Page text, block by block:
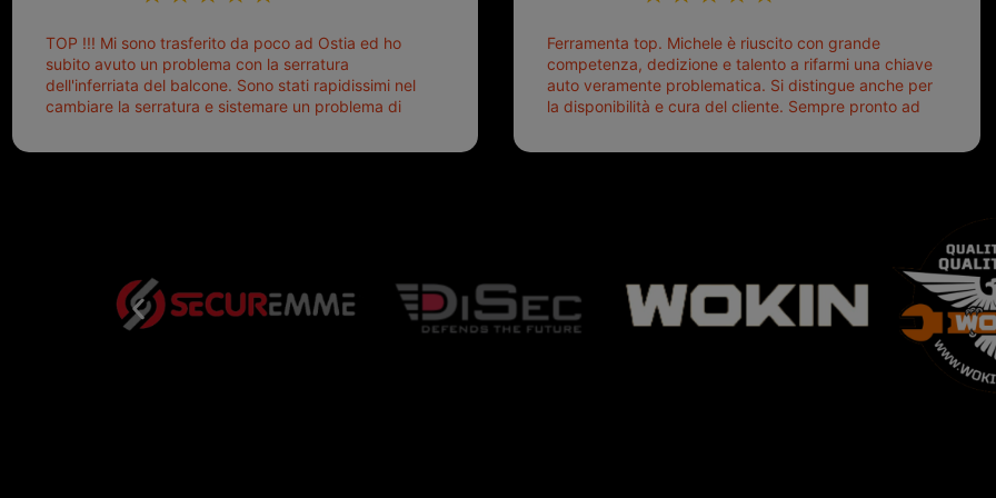
TOP !!! Mi sono trasferito da poco ad Ostia ed ho
subito avuto un problema con la serratura
dell'inferriata del balcone. Sono stati rapidissimi nel
cambiare la serratura e sistemare un problema di
che onesto evitando spese ben più esose.
Ferramenta top. Michele è riuscito con grande
competenza, dedizione e talento a rifarmi una chiave
auto veramente problematica. Si distingue anche per
la disponibilità e cura del cliente. Sempre pronto ad